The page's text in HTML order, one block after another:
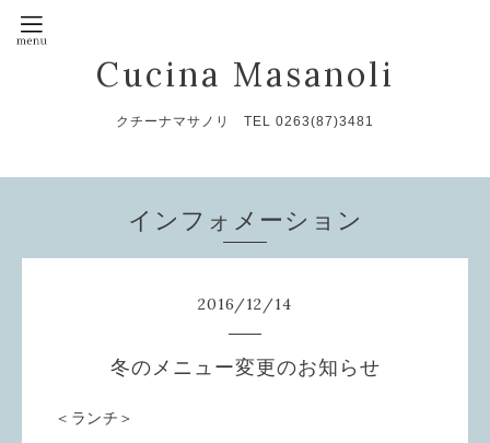
Cucina Masanoli
クチーナマサノリ TEL 0263(87)3481
インフォメーション
2016/12/14
冬のメニュー変更のお知らせ
＜ランチ＞